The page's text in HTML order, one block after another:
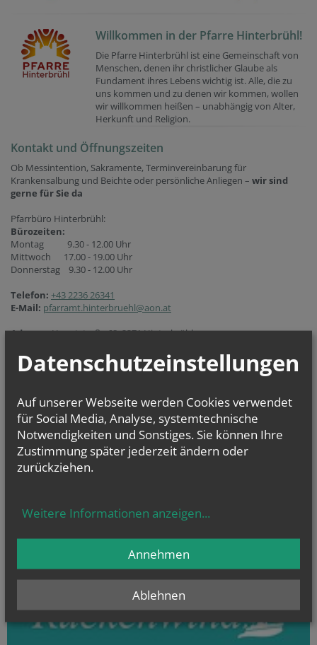
Willkommen in der Pfarre Hinterbrühl!
Die Pfarre Hinterbrühl ist eine Gemeinschaft von
Menschen, denen ihr christlicher Glaube als
Fundament ihres Lebens wichtig ist. Alle, die zu
uns kommen und zu denen wir kommen, wollen
wir willkommen heißen – unabhängig von Alter,
Herkunft und Religion.
Kontakt und Öffnungszeiten
Ob Messintention, Sakramente, Terminvereinbarung für
Krankensalbung und Beichte oder persönliche Anliegen – wir sind
gerne für Sie da
Pfarrbüro Hinterbrühl:
Bürozeiten:
Montag 9.30 - 12.00 Uhr
Mittwoch 17.00 - 19.00 Uhr
Donnerstag 9.30 - 12.00 Uhr
Telefon: +43 2236 26341
E-Mail: pfarramt.hinterbruehl@aon.at
Adresse:Hauptstraße 68, 2371 Hinterbrühl
Pfarrsekretariat: Barbara Karolus
täglich 8.00 - 19.00 Uhr
Zugang beim Westtor in den Andachtsraum mit Blick auf den
Hauptaltar, die Pietá und den Tabernakel
Sprechstunde mit Pfarrer P. Elmar Pitterle:
Datenschutzeinstellungen
Auf unserer Webseite werden Cookies verwendet
für Social Media, Analyse, systemtechnische
Notwendigkeiten und Sonstiges. Sie können Ihre
Zustimmung später jederzeit ändern oder
zurückziehen.
Weitere Informationen anzeigen...
Ablehnen
Annehmen